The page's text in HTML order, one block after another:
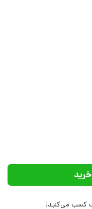
کسب می‌کنید!